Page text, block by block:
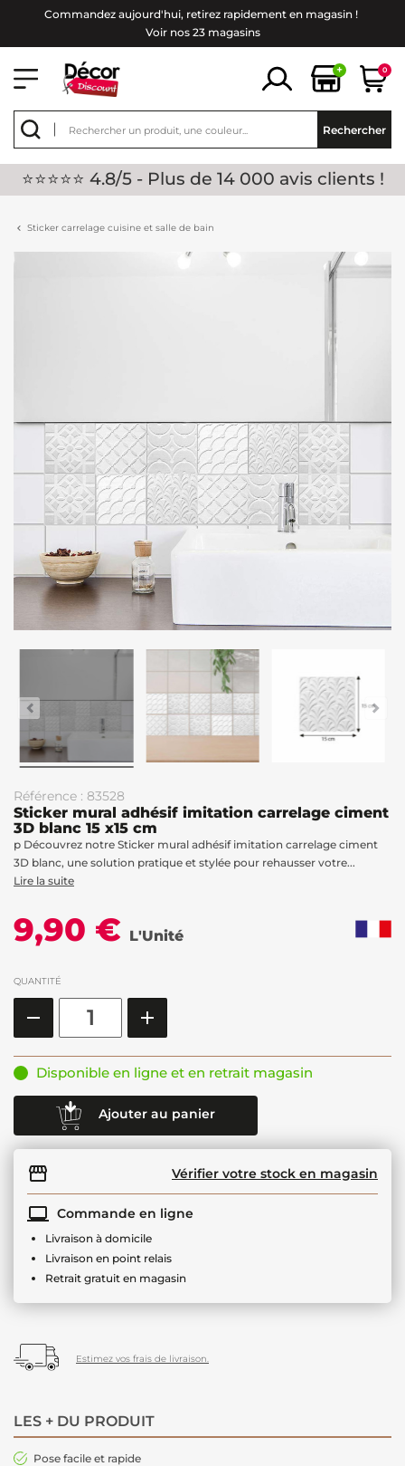
Commandez aujourd'hui, retirez rapidement en magasin !
Voir nos 23 magasins
+ 0
Rechercher
⭐⭐⭐⭐⭐ 4.8/5 - Plus de 14 000 avis clients !
Sticker carrelage cuisine et salle de bain
Référence : 83528
Sticker mural adhésif imitation carrelage ciment
3D blanc 15 x15 cm
p Découvrez notre Sticker mural adhésif imitation carrelage ciment
3D blanc, une solution pratique et stylée pour rehausser votre...
Lire la suite
9,90 € L'Unité
QUANTITÉ
Disponible en ligne et en retrait magasin
Ajouter au panier
Vérifier votre stock en magasin
Commande en ligne
Livraison à domicile
Livraison en point relais
Retrait gratuit en magasin
Estimez vos frais de livraison.
LES + DU PRODUIT
Pose facile et rapide